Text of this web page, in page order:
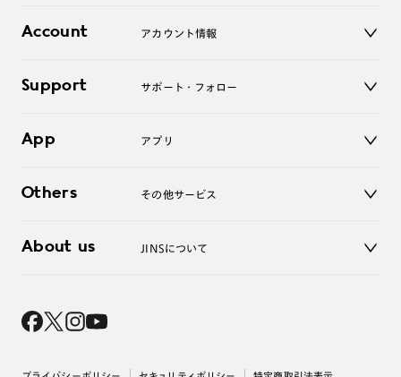
コンタクトレンズ
アクセサリー
オンラインショップ
Account アカウント情報
ログアウト
Support サポート・フォロー
よくあるご質問
お問い合わせ
App アプリ
Others その他サービス
レンズ交換
About us JINSについて
採用情報
出店について